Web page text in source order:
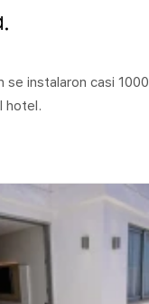
se instalaron casi
hotel.